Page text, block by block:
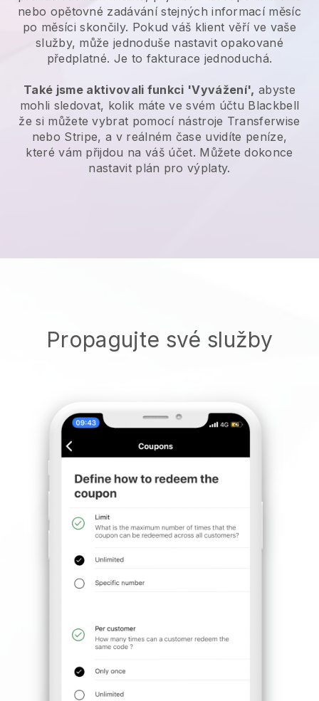
nebo opětovné zadávání stejných informací měsíc
po měsíci skončily. Pokud váš klient věří ve vaše
služby, může jednoduše nastavit opakované
předplatné. Je to fakturace jednoduchá.
Také jsme aktivovali funkci 'Vyvážení', abyste
mohli sledovat, kolik máte ve svém účtu Blackbell
že si můžete vybrat pomocí nástroje Transferwise
nebo Stripe, a v reálném čase uvidíte peníze,
které vám přijdou na váš účet. Můžete dokonce
nastavit plán pro výplaty.
Propagujte své služby